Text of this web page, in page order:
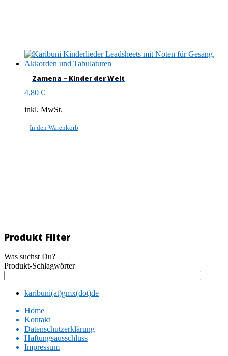
Zamena – Kinder der Welt
4,80 €
inkl. MwSt.
In den Warenkorb
Produkt Filter
Was suchst Du?
Produkt-Schlagwörter
karibuni(at)gmx(dot)de
Home
Kontakt
Datenschutzerklärung
Haftungsausschluss
Impressum